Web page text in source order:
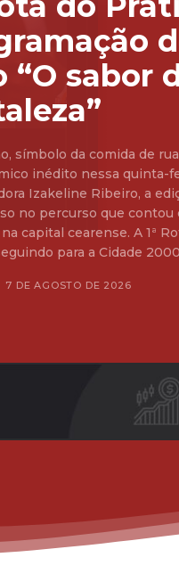
“O sabor
símbolo da comida de
inédito nessa quinta-
Izakeline Ribeiro, a
no percurso que
A 1ª Rota do Pratinho teve início no Lago
para a Cidade
7 DE AGOSTO DE 2026